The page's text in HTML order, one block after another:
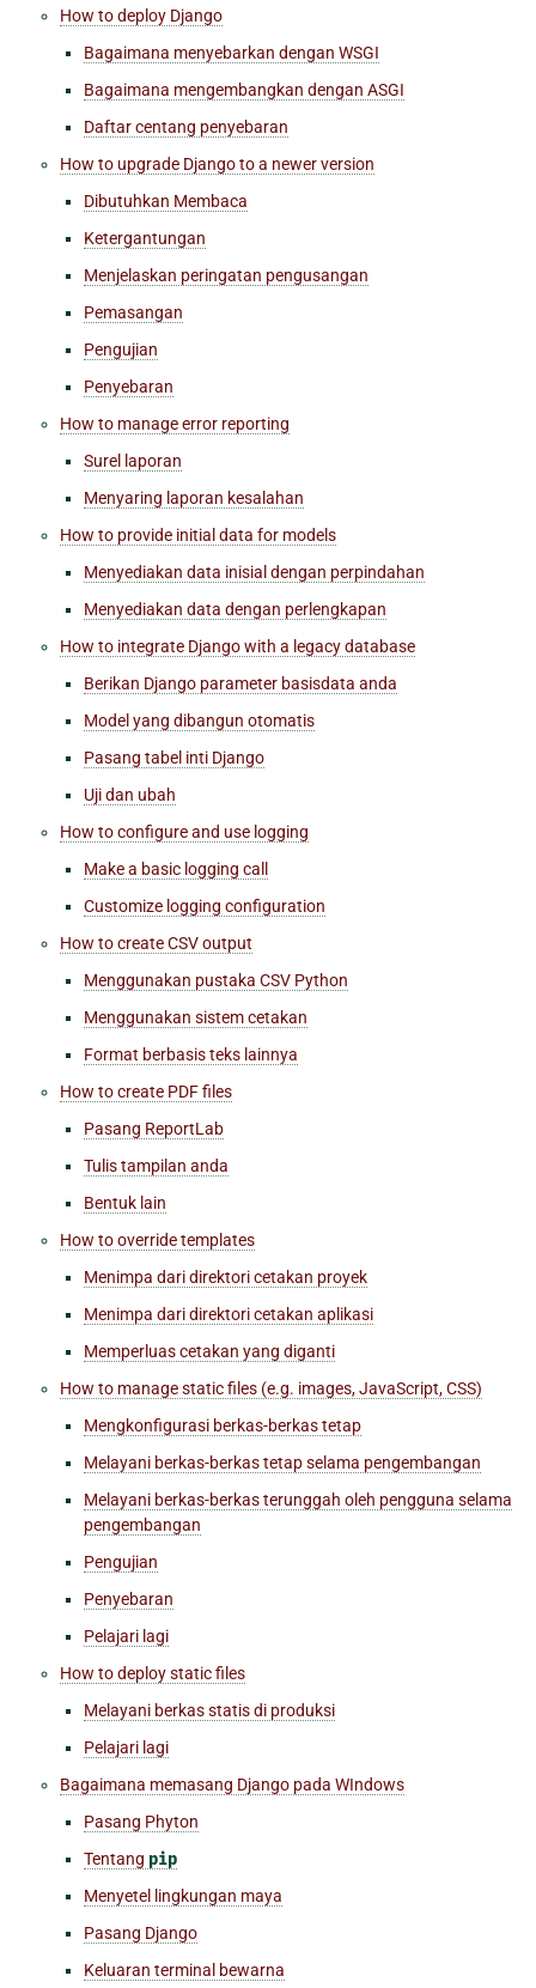
How to deploy Django
Bagaimana menyebarkan dengan WSGI
Bagaimana mengembangkan dengan ASGI
Daftar centang penyebaran
How to upgrade Django to a newer version
Dibutuhkan Membaca
Ketergantungan
Menjelaskan peringatan pengusangan
Pemasangan
Pengujian
Penyebaran
How to manage error reporting
Surel laporan
Menyaring laporan kesalahan
How to provide initial data for models
Menyediakan data inisial dengan perpindahan
Menyediakan data dengan perlengkapan
How to integrate Django with a legacy database
Berikan Django parameter basisdata anda
Model yang dibangun otomatis
Pasang tabel inti Django
Uji dan ubah
How to configure and use logging
Make a basic logging call
Customize logging configuration
How to create CSV output
Menggunakan pustaka CSV Python
Menggunakan sistem cetakan
Format berbasis teks lainnya
How to create PDF files
Pasang ReportLab
Tulis tampilan anda
Bentuk lain
How to override templates
Menimpa dari direktori cetakan proyek
Menimpa dari direktori cetakan aplikasi
Memperluas cetakan yang diganti
How to manage static files (e.g. images, JavaScript, CSS)
Mengkonfigurasi berkas-berkas tetap
Melayani berkas-berkas tetap selama pengembangan
Melayani berkas-berkas terunggah oleh pengguna selama
pengembangan
Pengujian
Penyebaran
Pelajari lagi
How to deploy static files
Melayani berkas statis di produksi
Pelajari lagi
Bagaimana memasang Django pada WIndows
Pasang Phyton
Tentang pip
Menyetel lingkungan maya
Pasang Django
Keluaran terminal bewarna